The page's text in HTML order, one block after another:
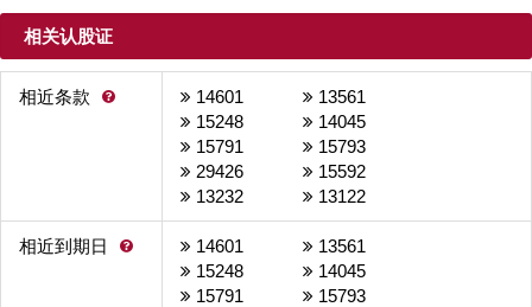
相关认股证
相近条款  14601
13561
15248
14045
15791
15793
29426
15592
13232
13122
相近到期日  14601
13561
15248
14045
15791
15793